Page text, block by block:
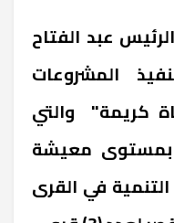
عبد الفتاح
المشروعات
كريمة" والتي
بمستوى معيشة
في القرى